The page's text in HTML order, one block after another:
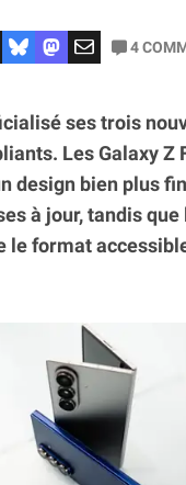
4
ses trois
Les Galaxy Z
design bien plus
à jour, tandis que
le format